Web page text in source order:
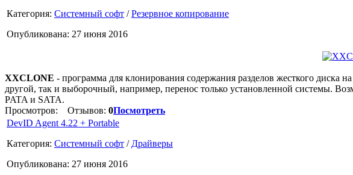
Категория: Системный софт /Резервное копирование
Опубликована: 27 июня 2016
XXCLONE - программа для клонирования содержания разделов жесткого диска
другой, так и выборочный, например, перенос только установленной системы.
PATA и SATA.
Просмотров:
Отзывов: 0Посмотреть
DevID Agent 4.22 + Portable
Категория: Системный софт / Драйверы
Опубликована: 27 июня 2016